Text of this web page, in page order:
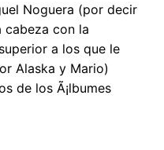
Noguera (por decir
con la
a los que le
Alaska y Mario)
de los Ã¡lbumes